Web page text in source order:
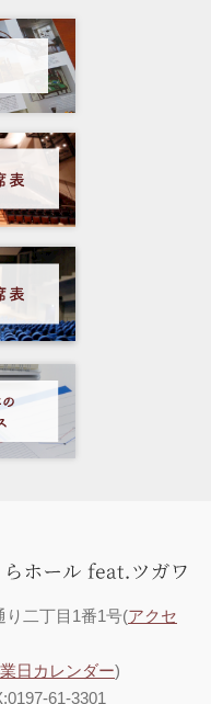
り二丁目1番1号(アクセ
日カレンダー)
61-3301